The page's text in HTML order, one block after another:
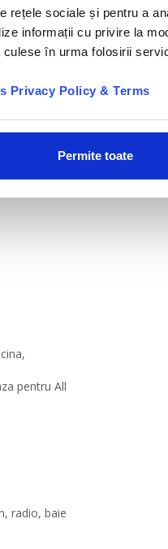
rețele sociale și pentru a
informații cu privire la
în urma folosirii
Privacy Policy & Terms
Permite toate
pentru All
radio, baie